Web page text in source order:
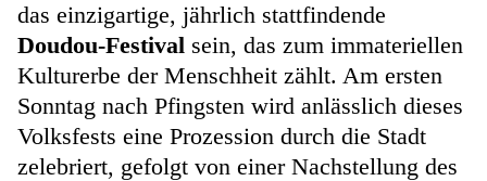
das einzigartige, jährlich stattfindende
Doudou-Festival sein, das zum immateriellen
Kulturerbe der Menschheit zählt. Am ersten
Sonntag nach Pfingsten wird anlässlich dieses
Volksfests eine Prozession durch die Stadt
zelebriert, gefolgt von einer Nachstellung des